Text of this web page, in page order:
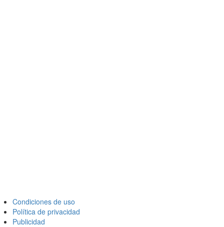
Condiciones de uso
Política de privacidad
Publicidad